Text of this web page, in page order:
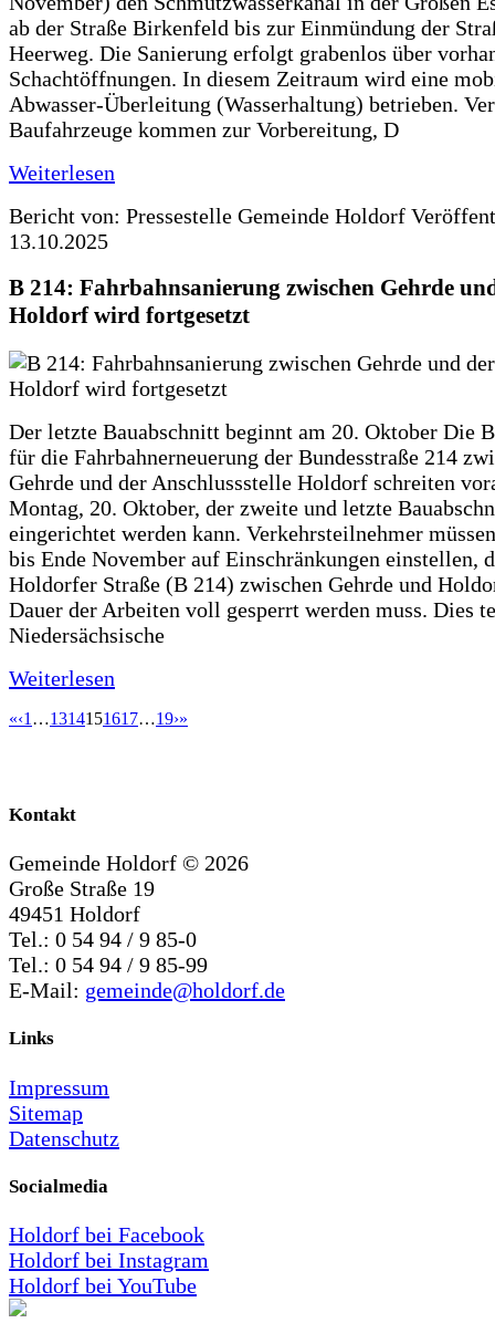
ab der Straße Birkenfeld bis zur Einmündung der
Heerweg. Die Sanierung erfolgt grabenlos über
Schachtöffnungen. In diesem Zeitraum wird eine
Abwasser-Überleitung (Wasserhaltung) betrieben.
Baufahrzeuge kommen zur Vorbereitung, D
Weiterlesen
Bericht von: Pressestelle Gemeinde Holdorf
13.10.2025
B 214: Fahrbahnsanierung zwischen Gehrde
Holdorf wird fortgesetzt
Der letzte Bauabschnitt beginnt am 20. Oktober Die
für die Fahrbahnerneuerung der Bundesstraße 214
Gehrde und der Anschlussstelle Holdorf schreiten
Montag, 20. Oktober, der zweite und letzte
eingerichtet werden kann. Verkehrsteilnehmer
bis Ende November auf Einschränkungen einstellen,
Holdorfer Straße (B 214) zwischen Gehrde und
Dauer der Arbeiten voll gesperrt werden muss. Dies
Niedersächsische
Weiterlesen
«‹1 …1314151617…19›»
Kontakt
Gemeinde Holdorf © 2026
Große Straße 19
49451 Holdorf
Tel.: 0 54 94 / 9 85-0
Tel.: 0 54 94 / 9 85-99
E-Mail: gemeinde@holdorf.de
Links
Impressum
Sitemap
Datenschutz
Socialmedia
Holdorf bei Facebook
Holdorf bei Instagram
Holdorf bei YouTube